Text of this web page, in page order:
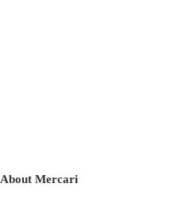
About Mercari